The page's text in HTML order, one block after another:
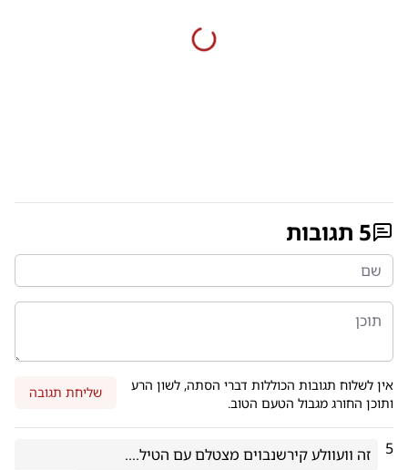
5 תגובות
אין לשלוח תגובות הכוללות דברי הסתה, לשון הרע
ותוכן החורג מגבול הטעם הטוב.
שליחת תגובה
5 זה וועוולע קירשנבוים מצטלם עם הטיל....